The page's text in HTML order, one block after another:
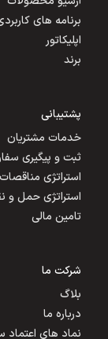
برنامه های
اپلیکاتور
برند
پشتیبانی
خدمات مشتریان
ثبت و پیگیری
استراتژی
استراتژی حمل
تامین مالی
شرکت ما
بلاگ
درباره ما
نماد های اعتماد